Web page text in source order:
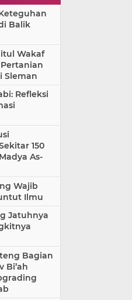
Balik
Wakaf
Sleman
Refleksi
150
As-
Wajib
Ilmu
Jatuhnya
Bagian
Bi’ah